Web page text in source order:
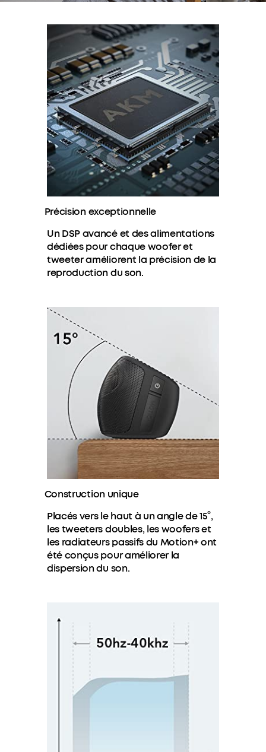
Précision exceptionnelle
Un DSP avancé et des alimentations
dédiées pour chaque woofer et
tweeter améliorent la précision de la
reproduction du son.
Construction unique
Placés vers le haut à un angle de 15°,
les tweeters doubles, les woofers et
les radiateurs passifs du Motion+ ont
été conçus pour améliorer la
dispersion du son.